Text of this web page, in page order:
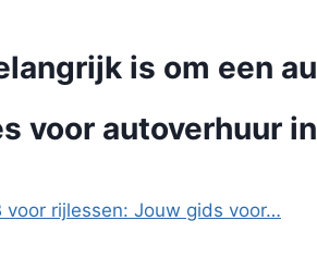
is om een
voor autoverhuur
voor rijlessen: Jouw gids voor…